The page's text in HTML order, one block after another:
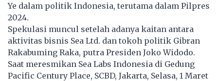
Ye dalam politik Indonesia, terutama dalam Pilpres
2024.
Spekulasi muncul setelah adanya kaitan antara
aktivitas bisnis Sea Ltd. dan tokoh politik Gibran
Rakabuming Raka, putra Presiden Joko Widodo.
Saat meresmikan Sea Labs Indonesia di Gedung
Pacific Century Place, SCBD, Jakarta, Selasa, 1 Maret